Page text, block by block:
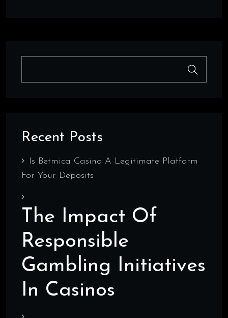
Recent Posts
Is Betmica Casino A Legitimate Platform
For Your Deposits
The Impact Of
Responsible
Gambling Initiatives
In Casinos